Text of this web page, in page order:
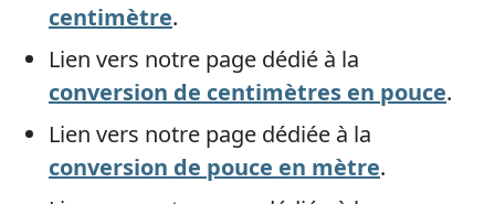
centimètre.
Lien vers notre page dédié à la
conversion de centimètres en pouce.
Lien vers notre page dédiée à la
conversion de pouce en mètre.